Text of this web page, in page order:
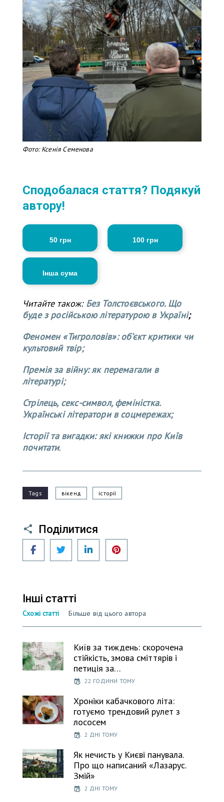
Фото: Ксенія Семенова
Сподобалася стаття? Подякуй
автору!
50 грн 100 грн
Інша сума
Читайте також: Без Толстоєвського. Що
буде з російською літературою в Україні;
Феномен «Тигроловів»: об’єкт критики чи
культовий твір;
Премія за війну: як перемагали в
літературі;
Стрілець, секс-символ, феміністка.
Українські літератори в соцмережах;
Історії та вигадки: які книжки про Київ
почитати.
Tags вікенд історії
Поділитися
FacebookTwitter LinkedIn
Інші статті
Схожі статті Більше від цього автора
Київ за тиждень: скорочена
стійкість, змова сміттярів і
петиція за…
22 ГОДИНИ ТОМУ
Хроніки кабачкового літа:
готуємо трендовий рулет з
лососем
2 ДНІ ТОМУ
Як нечисть у Києві панувала.
Про що написаний «Лазарус.
Змій»
2 ДНІ ТОМУ